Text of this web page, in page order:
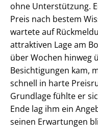
ohne Unterstützung.
Preis nach bestem
wartete auf
attraktiven Lage am
über Wochen hinweg
Besichtigungen kam,
schnell in harte
Grundlage fühlte er
Ende lag ihm ein
seinen Erwartungen